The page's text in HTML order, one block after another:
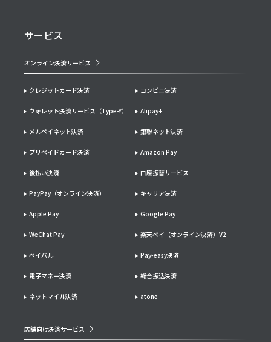
サービス
オンライン決済サービス
クレジットカード決済 コンビニ決済
後払い決済
ペイパル
メルペイネット決済 銀聯ネット決済
プリペイドカード決済 Amazon Pay
Apple Pay
口座振替サービス
PayPay（オンライン決済） キャリア決済
ウォレット決済サービス（Type-Y） Alipay+
WeChat Pay 楽天ペイ（オンライン決済）V2
Google Pay
Pay-easy決済
電子マネー決済 総合振込決済
ネットマイル決済 atone
店舗向け決済サービス